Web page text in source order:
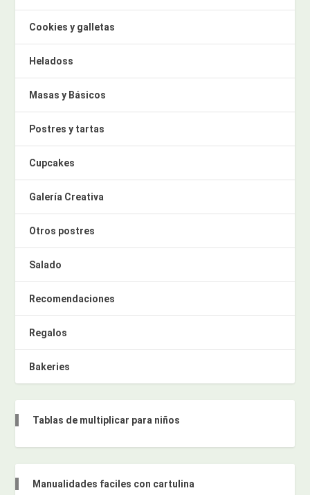
Cookies y galletas
Heladoss
Masas y Básicos
Postres y tartas
Cupcakes
Galería Creativa
Otros postres
Salado
Recomendaciones
Regalos
Bakeries
Tablas de multiplicar para niños
Manualidades faciles con cartulina